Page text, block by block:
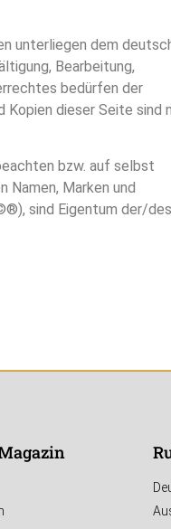
unterliegen dem
Bearbeitung,
bedürfen der
dieser Seite sind
bzw. auf selbst
Marken und
sind Eigentum der/des